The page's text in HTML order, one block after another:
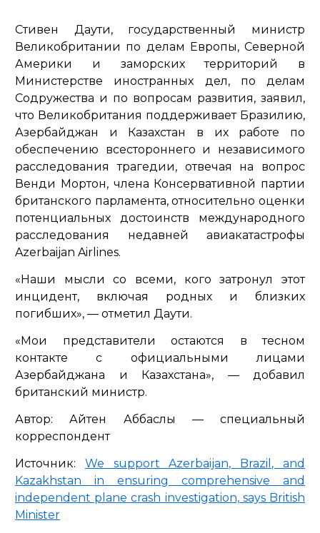
Стивен Даути, государственный министр
Великобритании по делам Европы, Северной
Америки и заморских территорий в
Министерстве иностранных дел, по делам
Содружества и по вопросам развития, заявил,
что Великобритания поддерживает Бразилию,
Азербайджан и Казахстан в их работе по
обеспечению всестороннего и независимого
расследования трагедии, отвечая на вопрос
Венди Мортон, члена Консервативной партии
британского парламента, относительно оценки
потенциальных достоинств международного
расследования недавней авиакатастрофы
Azerbaijan Airlines.
«Наши мысли со всеми, кого затронул этот
инцидент, включая родных и близких
погибших», — отметил Даути.
«Мои представители остаются в тесном
контакте с официальными лицами
Азербайджана и Казахстана», — добавил
британский министр.
Автор: Айтен Аббаслы — специальный
корреспондент
Источник: We support Azerbaijan, Brazil, and
Kazakhstan in ensuring comprehensive and
independent plane crash investigation, says British
Minister